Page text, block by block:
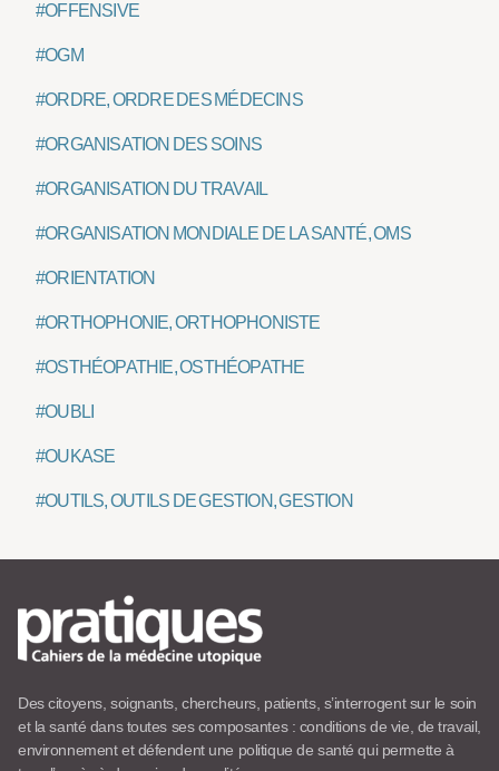
#OFFENSIVE
#OGM
#ORDRE, ORDRE DES MÉDECINS
#ORGANISATION DES SOINS
#ORGANISATION DU TRAVAIL
#ORGANISATION MONDIALE DE LA SANTÉ, OMS
#ORIENTATION
#ORTHOPHONIE, ORTHOPHONISTE
#OSTHÉOPATHIE, OSTHÉOPATHE
#OUBLI
#OUKASE
#OUTILS, OUTILS DE GESTION, GESTION
Des citoyens, soignants, chercheurs, patients, s’interrogent sur le soin
et la santé dans toutes ses composantes : conditions de vie, de travail,
environnement et défendent une politique de santé qui permette à